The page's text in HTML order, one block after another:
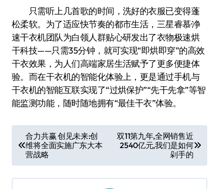
只需听上几首歌的时间，洗好的衣服已变得蓬
松柔软。为了适应快节奏的都市生活，三星睿慕·净
速干衣机团队为白领人群贴心研发出了衣物极速烘
干科技——只需35分钟，就可实现“即烘即穿”的高效
干衣效果，为人们高端家居生活赋予了更多便捷体
验。而在干衣机的智能化体验上，更是通过手机与
干衣机的智能互联实现了“过烘保护”“先干先拿”等智
能监测功能，随时随地拥有“最佳干衣”体验。
章
导
航
合力共赢 创见未来:创
维将全面实施广东大本
营战略
双11第九年,全网销售近
2540亿元,我们是如何
剁手的